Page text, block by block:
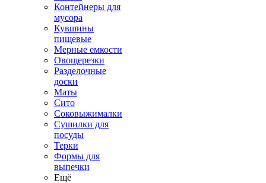
Контейнеры для
мусора
Кувшины
пищевые
Мерные емкости
Овощерезки
Разделочные
доски
Маты
Сито
Соковыжималки
Сушилки для
посуды
Терки
Формы для
выпечки
Ещё